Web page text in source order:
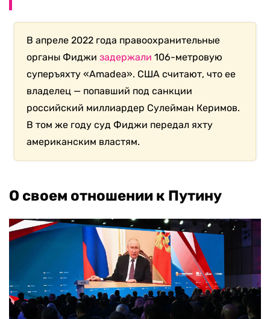
В апреле 2022 года правоохранительные
органы Фиджизадержали 106-метровую
суперъяхту «Amadea». США считают, что ее
владелец — попавший под санкции
российский миллиардер Сулейман Керимов.
В том же году суд Фиджи передал яхту
американским властям.
О своем отношении к Путину